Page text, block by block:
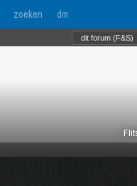
zoeken dm